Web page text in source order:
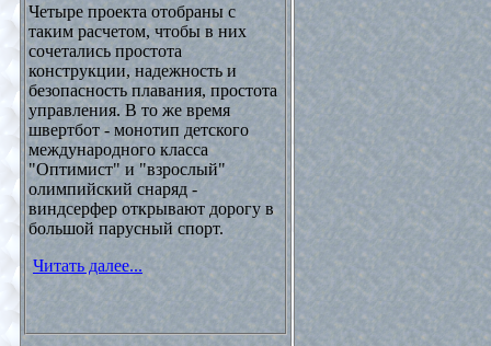
Четыре проекта отобраны с
таким расчетом, чтобы в них
сочетались простота
конструкции, надежность и
безопасность плавания, простота
управления. В то же время
швертбот - монотип детского
международного класса
"Оптимист" и "взрослый"
олимпийский снаряд -
виндсерфер открывают дорогу в
большой парусный спорт.
Читать далее...